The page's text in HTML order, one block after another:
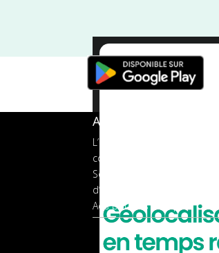
Trail/Octobre
A propos de FMS
L’application tout-en-un
coureurs
Services aux organisateurs
d’événements
Ads pour les marques